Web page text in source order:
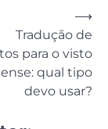
Tradução de
para o visto
qual tipo
devo usar?
⟶